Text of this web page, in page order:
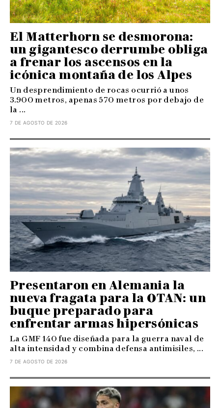
El Matterhorn se desmorona:
un gigantesco derrumbe obliga
a frenar los ascensos en la
icónica montaña de los Alpes
Un desprendimiento de rocas ocurrió a unos
3.900 metros, apenas 570 metros por debajo de
la ...
7 DE AGOSTO DE 2026
Presentaron en Alemania la
nueva fragata para la OTAN: un
buque preparado para
enfrentar armas hipersónicas
La GMF 140 fue diseñada para la guerra naval de
alta intensidad y combina defensa antimisiles, ...
7 DE AGOSTO DE 2026